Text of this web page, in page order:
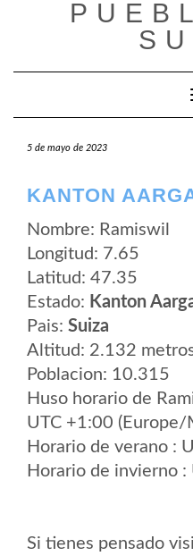
5 de mayo de 2023
KANTON
Nombre: Ramiswil
Longitud: 7.65
Latitud: 47.35
Estado: Kanton
Pais: Suiza
Altitud: 2.132
Poblacion: 10.315
Huso horario de
UTC +1:00 (Europe/
Horario de verano :
Horario de invierno :
Si tienes pensado